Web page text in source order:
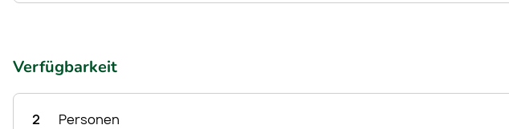
Verfügbarkeit
2 Personen